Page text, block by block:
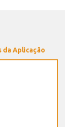
da Aplicação